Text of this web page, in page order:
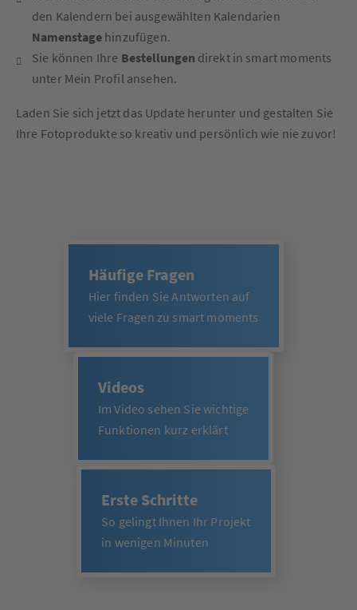
den Kalendern bei ausgewählten Kalendarien
Namenstage hinzufügen.
Sie können Ihre Bestellungen direkt in smart moments
unter Mein Profil ansehen.
Laden Sie sich jetzt das Update herunter und gestalten Sie
Ihre Fotoprodukte so kreativ und persönlich wie nie zuvor!
Häufige Fragen
Hier finden Sie Antworten auf
viele Fragen zu smart moments
Videos
Im Video sehen Sie wichtige
Funktionen kurz erklärt
Erste Schritte
So gelingt Ihnen Ihr Projekt
in wenigen Minuten